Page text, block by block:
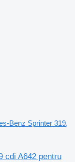
Benz Sprinter 319,
cdi A642 pentru